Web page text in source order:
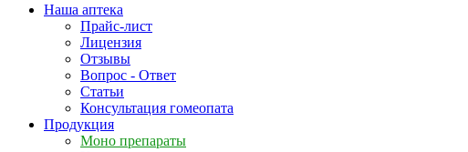
Наша аптека
Прайс-лист
Лицензия
Отзывы
Вопрос - Ответ
Статьи
Консультация гомеопата
Продукция
Моно препараты